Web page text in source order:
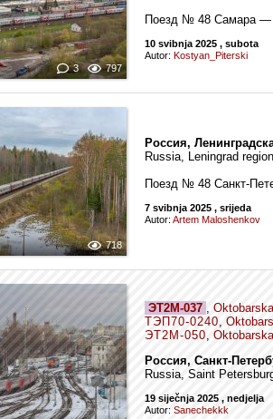
3 797
Поезд № 48 Самара —
10 svibnja 2025 , subota
Autor: Kostyan_Piterski
718
Россия,
Russia, Leningrad
Поезд № 48 Санкт-
7 svibnja 2025 , srijeda
Autor: Artem Maloshenkov
ЭТ2М-037 ,
ТЭП70-0240,
ЭТ2М-050,
Россия, Санкт-
Russia, Saint
19 siječnja 2025 , nedjelja
Autor: Sanechekkk